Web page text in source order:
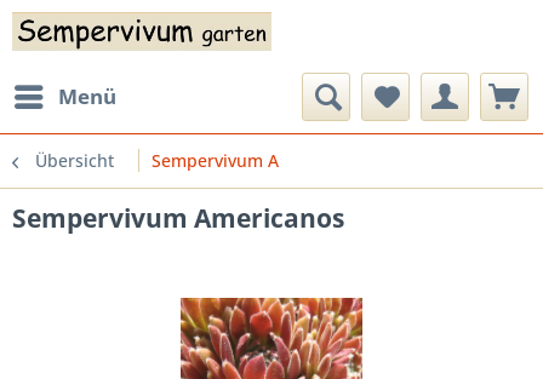
Menü
Übersicht Sempervivum A
Sempervivum Americanos